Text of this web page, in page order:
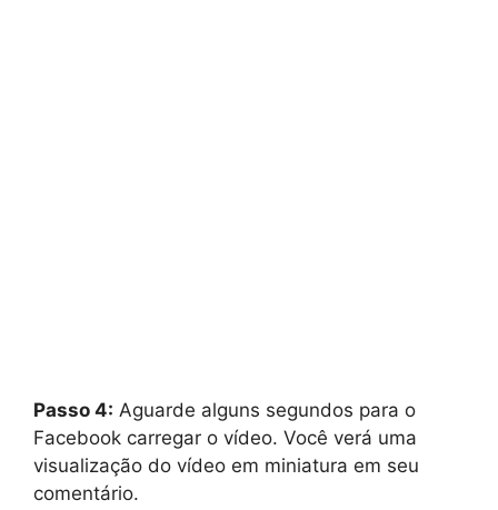
Passo 4: Aguarde alguns segundos para o
Facebook carregar o vídeo. Você verá uma
visualização do vídeo em miniatura em seu
comentário.